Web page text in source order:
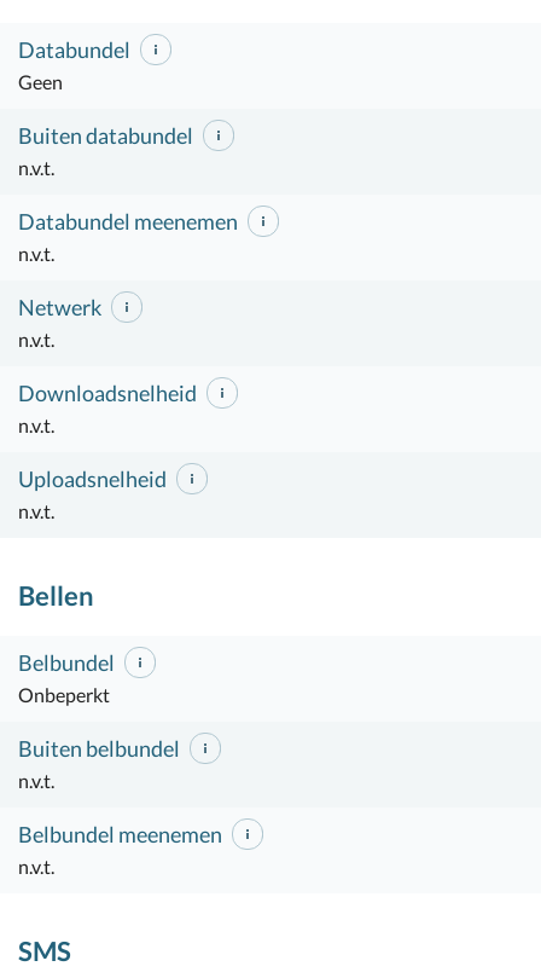
Databundel
Geen
Buiten databundel
n.v.t.
Databundel meenemen
n.v.t.
Netwerk
n.v.t.
Downloadsnelheid
n.v.t.
Uploadsnelheid
n.v.t.
Bellen
Belbundel
Onbeperkt
Buiten belbundel
n.v.t.
Belbundel meenemen
n.v.t.
SMS